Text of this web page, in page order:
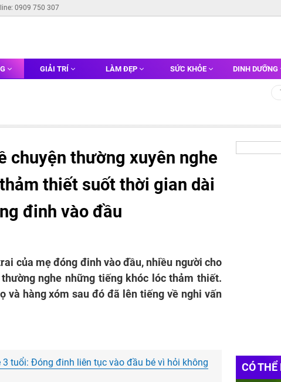
0909 750 307
GIẢI TRÍ LÀM ĐẸP SỨC KHỎE DINH DƯỠNG
chuyện thường xuyên nghe
thiết suốt thời gian dài
đinh vào đầu
của mẹ đóng đinh vào đầu, nhiều người cho
nghe những tiếng khóc lóc thảm thiết.
và hàng xóm sau đó đã lên tiếng về nghi vấn
tuổi: Đóng đinh liên tục vào đầu bé vì hỏi không
CÓ